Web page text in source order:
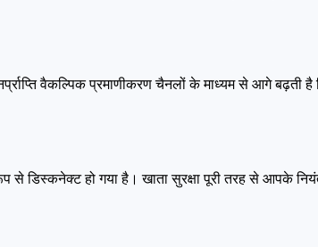
वैकल्पिक प्रमाणीकरण चैनलों के माध्यम से आगे बढ़ती
से डिस्कनेक्ट हो गया है। खाता सुरक्षा पूरी तरह से आपके